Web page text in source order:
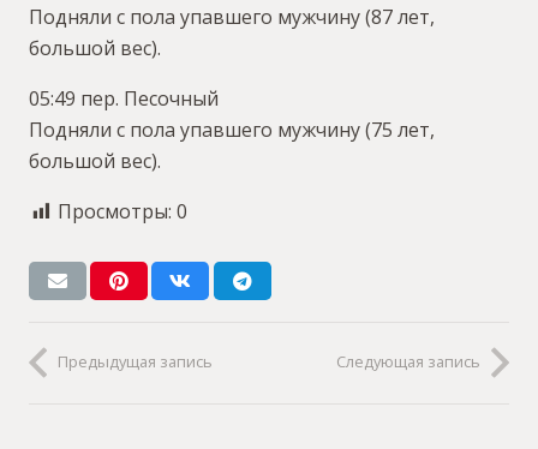
Подняли с пола упавшего мужчину (87 лет,
большой вес).
05:49 пер. Песочный
Подняли с пола упавшего мужчину (75 лет,
большой вес).
Просмотры: 0
Предыдущая запись Следующая запись